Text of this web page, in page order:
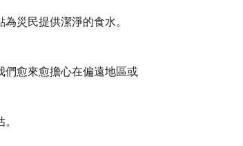
災民提供潔淨的食水。
愈來愈擔心在偏遠地區或